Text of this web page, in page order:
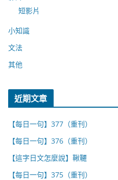
短影片
小知識
文法
其他
近期文章
【每日一句】377（重刊）
【每日一句】376（重刊）
【這字日文怎麼說】鞦韆
【每日一句】375（重刊）